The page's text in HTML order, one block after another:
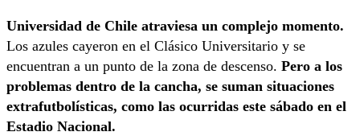
Universidad de Chile atraviesa un complejo momento.
Los azules cayeron en el Clásico Universitario y se
encuentran a un punto de la zona de descenso. Pero a los
problemas dentro de la cancha, se suman situaciones
extrafutbolísticas, como las ocurridas este sábado en el
Estadio Nacional.